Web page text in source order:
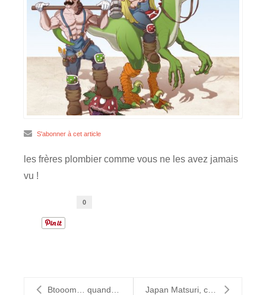
S'abonner à cet article
les frères plombier comme vous ne les avez jamais
vu !
0
Btooom… quand votre lit fait Btooom ! Japan Matsuri, chronique d'un fiasco volontaire ?